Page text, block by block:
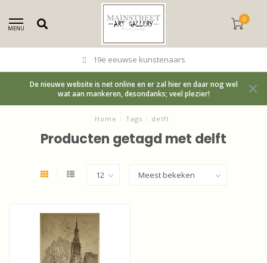
MENU
0
19e eeuwse kunstenaars
De nieuwe website is net online en er zal hier en daar nog wel
wat aan mankeren, desondanks; veel plezier!
Home / Tags / delft
Producten getagd met delft